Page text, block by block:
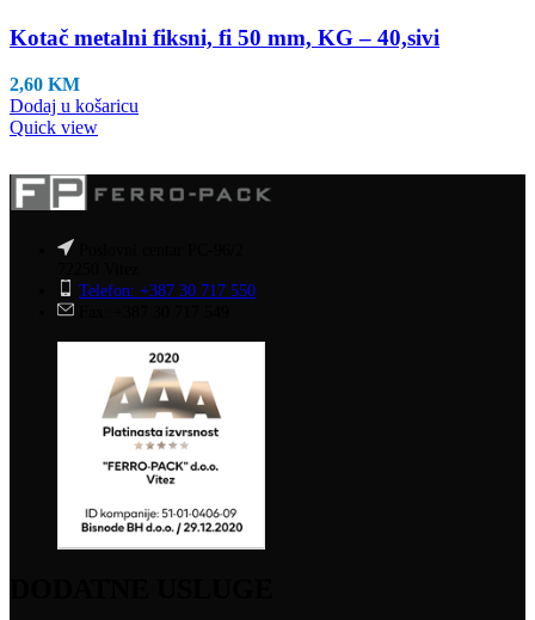
Kotač metalni fiksni, fi 50 mm, KG – 40,sivi
2,60 KM
Dodaj u košaricu
Quick view
Telefon: +387 30 717 550